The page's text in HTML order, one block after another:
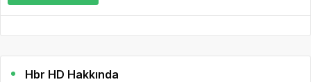
Hbr HD Hakkında